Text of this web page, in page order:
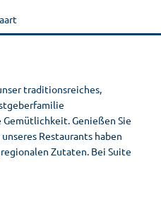
traditionsreiches,
Genießen Sie
Restaurants haben
Zutaten. Bei Suite